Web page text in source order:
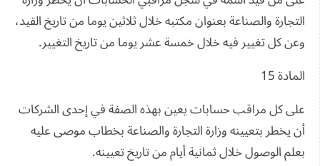
التجارة والصناعة بعنوان مكتبه خلال ثلاثين يوما من تاريخ القيد،
وعن كل تغيير فيه خلال خمسة عشر يوما من تاريخ التغيير.
المادة 15
على كل مراقب حسابات يعين بهذه الصفة في إحدى الشركات
أن يخطر بتعيينه وزارة التجارة والصناعة بخطاب موصى عليه
بعلم الوصول خلال ثمانية أيام من تاريخ تعيينه.